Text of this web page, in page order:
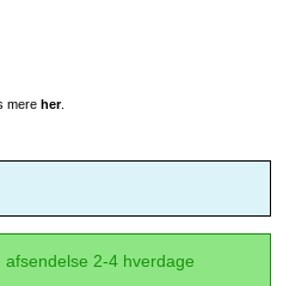
mere her.
afsendelse 2-4 hverdage